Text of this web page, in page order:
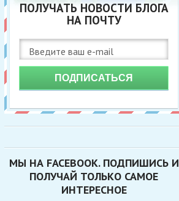
ПОЛУЧАТЬ НОВОСТИ БЛОГА
НА ПОЧТУ
ПОДПИСАТЬСЯ
МЫ НА FACEBOOK. ПОДПИШИСЬ И
ПОЛУЧАЙ ТОЛЬКО САМОЕ
ИНТЕРЕСНОЕ